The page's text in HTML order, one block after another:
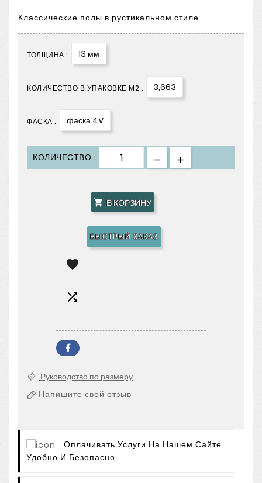
Классические полы в рустикальном стиле
ТОЛЩИНА : 13 мм
КОЛИЧЕСТВО В УПАКОВКЕ М2 : 3,663
ФАСКА : фаска 4V
КОЛИЧЕСТВО :
 В КОРЗИНУ
БЫСТРЫЙ ЗАКАЗ


Руководство по размеру
Напишите свой отзыв
Оплачивать Услуги На Нашем Сайте
Удобно И Безопасно.